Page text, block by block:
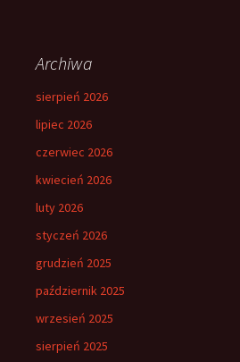
Archiwa
sierpień 2026
lipiec 2026
czerwiec 2026
kwiecień 2026
luty 2026
styczeń 2026
grudzień 2025
październik 2025
wrzesień 2025
sierpień 2025